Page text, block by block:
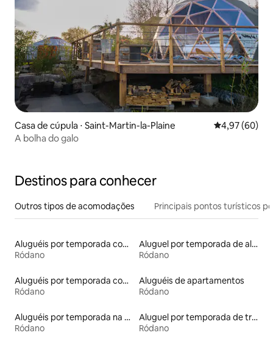
Casa de cúpula ⋅ Saint-Martin-la-Plaine 4,97 de uma
4,97 (60)
A bolha do galo
Destinos para conhecer
Outros tipos de acomodações Principais pontos turísticos
Aluguéis por temporada com café da manhã
Ródano
Aluguel por temporada de alojamentos ecológicos
Ródano
Aluguéis por temporada com banheira de hidromassagem
Ródano
Aluguéis de apartamentos
Ródano
Aluguéis por temporada na orla
Ródano
Aluguel por temporada de trailers
Ródano